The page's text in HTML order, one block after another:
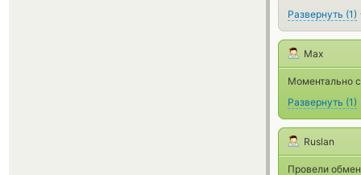
Развернуть (1)
Max
Моментально
Развернуть (1)
Ruslan
Провели